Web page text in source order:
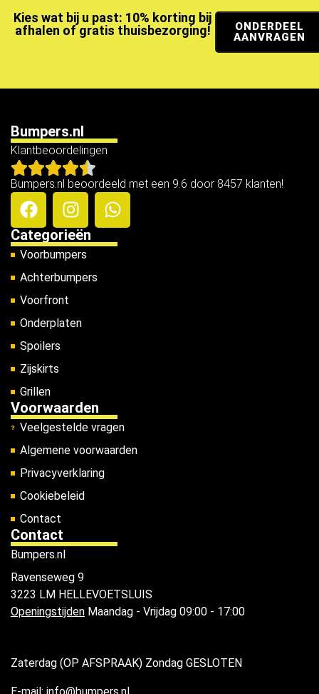
Kies wat bij u past: 10% korting bij
afhalen of gratis thuisbezorging!
ONDERDEEL
AANVRAGEN
Bumpers.nl
Klantbeoordelingen
Bumpers.nl beoordeeld met een 9.6 door 8457 klanten!
Categorieën
Voorbumpers
Achterbumpers
Voorfront
Onderplaten
Spoilers
Zijskirts
Grillen
Voorwaarden
Veelgestelde vragen
Algemene voorwaarden
Privacyverklaring
Cookiebeleid
Contact
Contact
Bumpers.nl
Ravenseweg 9
3223 LM HELLEVOETSLUIS
Openingstijden Maandag - Vrijdag 09:00 - 17:00
Zaterdag (OP AFSPRAAK) Zondag GESLOTEN
E-mail: info@bumpers.nl